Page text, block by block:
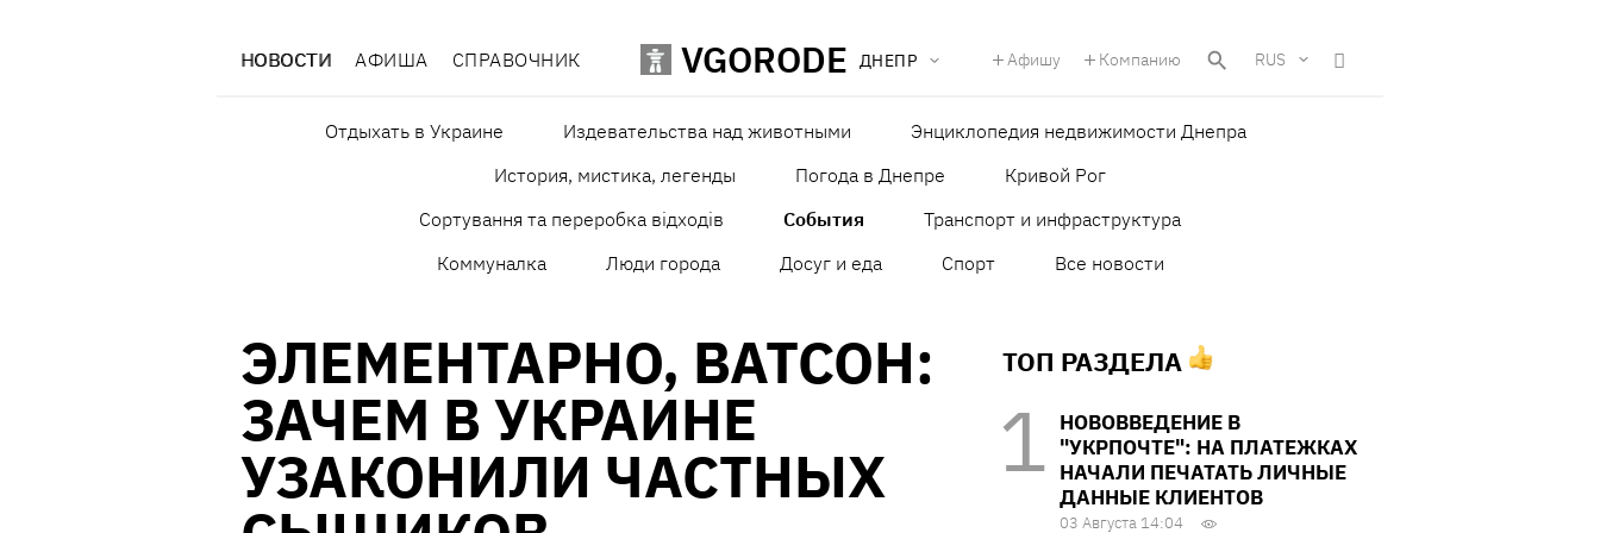
НОВОСТИ АФИША СПРАВОЧНИК VGORODE ДНЕПР Афишу Компанию RUS
Отдыхать в Украине Издевательства над животными
Энциклопедия недвижимости Днепра
История, мистика, легенды
Погода в Днепре
Кривой Рог
Сортування та переробка відходів
События
Транспорт и инфраструктура
Коммуналка
Люди города Досуг и еда Спорт Все новости
ЭЛЕМЕНТАРНО, ВАТСОН:
ЗАЧЕМ В УКРАИНЕ
УЗАКОНИЛИ ЧАСТНЫХ
ТОП РАЗДЕЛА
НОВОВВЕДЕНИЕ В
"УКРПОЧТЕ": НА ПЛАТЕЖКАХ
НАЧАЛИ ПЕЧАТАТЬ ЛИЧНЫЕ
ДАННЫЕ КЛИЕНТОВ
03 Августа 14:04